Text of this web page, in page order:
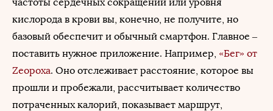
кислорода в крови вы, конечно, не получите, но
базовый обеспечит и обычный смартфон. Главное –
поставить нужное приложение. Например, «Бег» от
Zeopoxa. Оно отслеживает расстояние, которое вы
прошли и пробежали, рассчитывает количество
потраченных калорий, показывает маршрут,